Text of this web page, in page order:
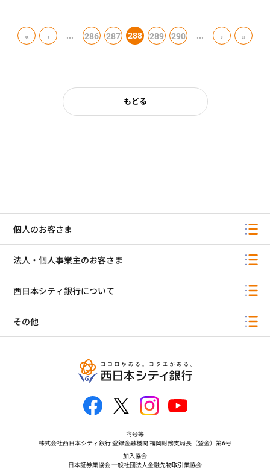
« ‹ ... 286 287 288 289 290 ... › »
もどる
個人のお客さま
法人・個人事業主のお客さま
西日本シティ銀行について
その他
商号等
株式会社西日本シティ銀行 登録金融機関 福岡財務支局長（登金）第6号
加入協会
日本証券業協会 一般社団法人金融先物取引業協会